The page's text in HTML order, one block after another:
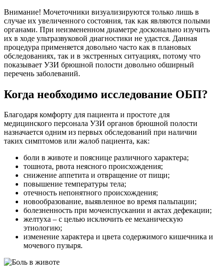
Внимание! Мочеточники визуализируются только лишь в
случае их увеличенного состояния, так как являются полыми
органами. При неизмененном диаметре досконально изучить
их в ходе ультразвуковой диагностики не удастся. Данная
процедура применяется довольно часто как в плановых
обследованиях, так и в экстренных ситуациях, потому что
показывает УЗИ брюшной полости довольно обширный
перечень заболеваний.
Когда необходимо исследование ОБП?
Благодаря комфорту для пациента и простоте для
медицинского персонала УЗИ органов брюшной полости
назначается одним из первых обследований при наличии
таких симптомов или жалоб пациента, как:
боли в животе и пояснице различного характера;
тошнота, рвота неясного происхождения;
снижение аппетита и отвращение от пищи;
повышение температуры тела;
отечность непонятного происхождения;
новообразование, выявленное во время пальпации;
болезненность при мочеиспускании и актах дефекации;
желтуха – с целью исключить ее механическую
этиологию;
изменение характера и цвета содержимого кишечника и
мочевого пузыря.